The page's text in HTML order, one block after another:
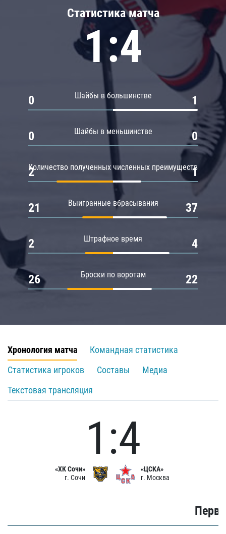
Статистика матча
1:4
Шайбы в большинстве
0 1
Шайбы в меньшинстве
0 0
Количество полученных численных преимуществ
2 1
Выигранные вбрасывания
21 37
Штрафное время
2 4
Броски по воротам
26 22
Хронология матча
Командная статистика
Статистика игроков
Составы
Медиа
Текстовая трансляция
«ХК Сочи»
г. Сочи
1:4
«ЦСКА»
г. Москва